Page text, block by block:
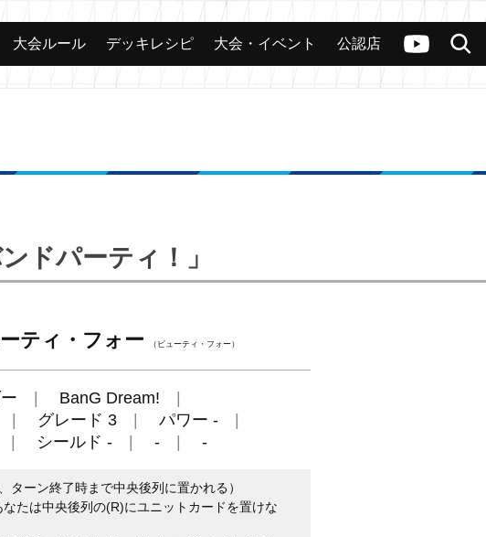
ヴァンガードch
検索
カード 大会 公認店舗 その他
大会ルール デッキレシピ 大会・イベント 公認店
ドパーティ！」
ティ・フォー （ビューティ・フォー）
BanG Dream!
グレード 3
パワー -
シールド - - -
ターン終了時まで中央後列に置かれる）
なたは中央後列の(R)にユニットカードを置けな